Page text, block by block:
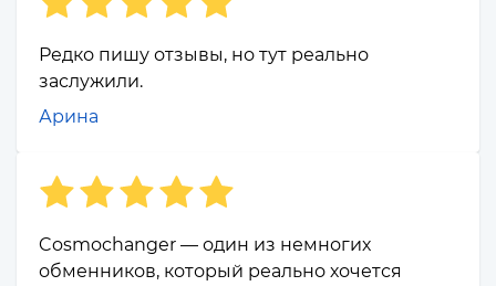
Редко пишу отзывы, но тут реально
заслужили.
Арина
Cosmochanger — один из немногих
обменников, который реально хочется